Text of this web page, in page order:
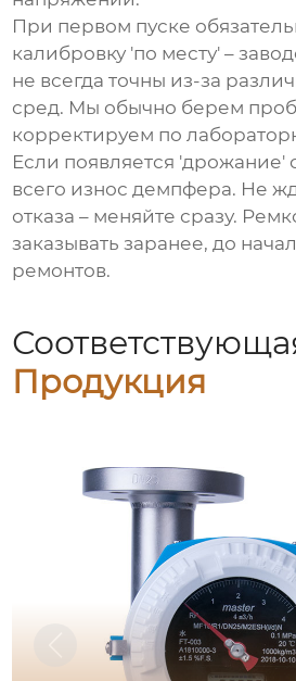
При первом пуске
калибровку 'по месту' –
не всегда точны из-за
сред. Мы обычно берем
корректируем по
Если появляется 'дрожание'
всего износ демпфера. Не
отказа – меняйте сразу.
заказывать заранее, до
ремонтов.
Продукция